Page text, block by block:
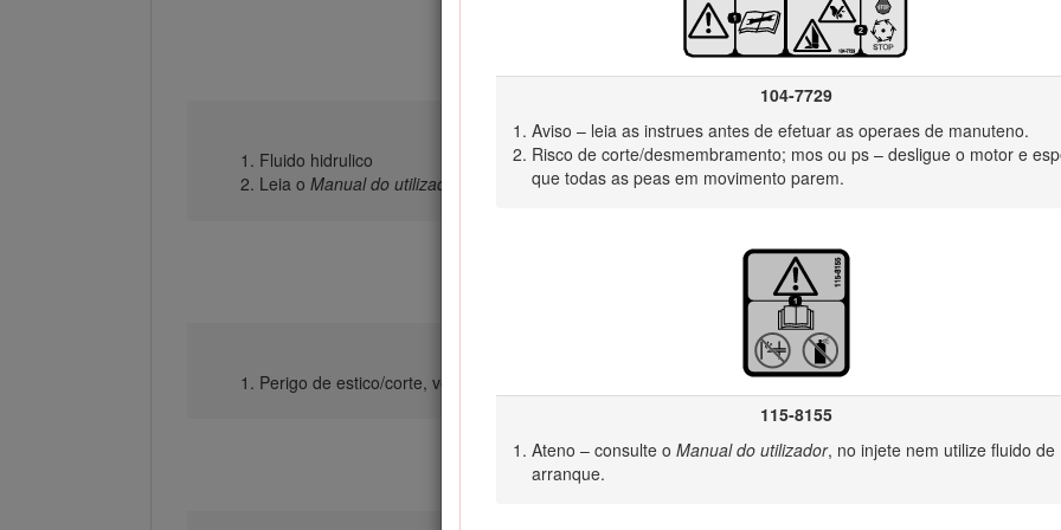
104-7729
Aviso – leia as instrues antes de efetuar as operaes de manuteno.
Risco de corte/desmembramento; mos ou ps – desligue o motor e
que todas as peas em movimento parem.
115-8155
Ateno – consulte o Manual do utilizador, no injete nem utilize fluido de
arranque.
93-6686
Fluido hidrulico
Leia o Manual do utilizador.
93-6681
Perigo de estico/corte, ventoinha – mantenha-se afastado de peas mveis.